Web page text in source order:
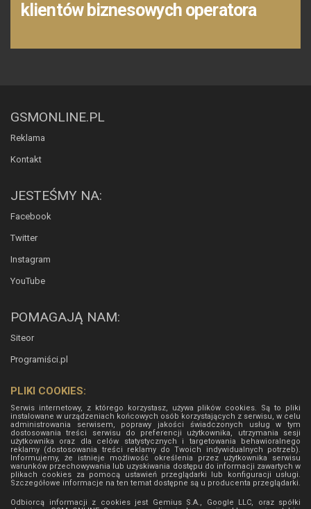
klientów biznesowych operatora
GSMONLINE.PL
Reklama
Kontakt
JESTEŚMY NA:
Facebook
Twitter
Instagram
YouTube
POMAGAJĄ NAM:
Siteor
Programiści.pl
PLIKI COOKIES:
Serwis internetowy, z którego korzystasz, używa plików cookies. Są to pliki
instalowane w urządzeniach końcowych osób korzystających z serwisu, w celu
administrowania serwisem, poprawy jakości świadczonych usług w tym
dostosowania treści serwisu do preferencji użytkownika, utrzymania sesji
użytkownika oraz dla celów statystycznych i targetowania behawioralnego
reklamy (dostosowania treści reklamy do Twoich indywidualnych potrzeb).
Informujemy, że istnieje możliwość określenia przez użytkownika serwisu
warunków przechowywania lub uzyskiwania dostępu do informacji zawartych w
plikach cookies za pomocą ustawień przeglądarki lub konfiguracji usługi.
Szczegółowe informacje na ten temat dostępne są u producenta przeglądarki.
Odbiorcą informacji z cookies jest Gemius S.A., Google LLC, oraz spółki